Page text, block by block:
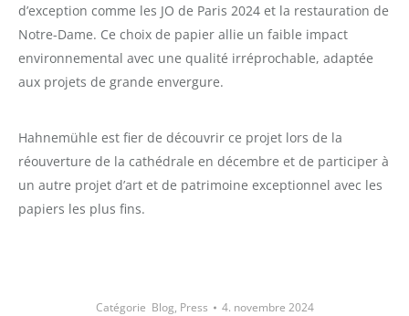
d’exception comme les JO de Paris 2024 et la restauration de
Notre-Dame. Ce choix de papier allie un faible impact
environnemental avec une qualité irréprochable, adaptée
aux projets de grande envergure.
Hahnemühle est fier de découvrir ce projet lors de la
réouverture de la cathédrale en décembre et de participer à
un autre projet d’art et de patrimoine exceptionnel avec les
papiers les plus fins.
Catégorie Blog, Press
4. novembre 2024